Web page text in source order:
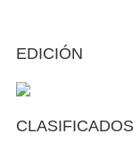
EDICIÓN
CLASIFICADOS